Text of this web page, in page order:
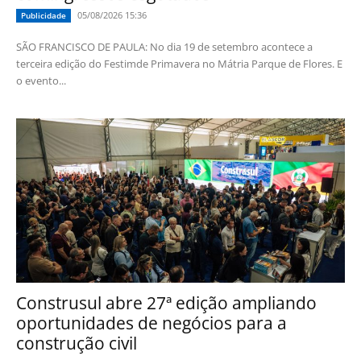
Publicidade 05/08/2026 15:36
SÃO FRANCISCO DE PAULA: No dia 19 de setembro acontece a
terceira edição do Festimde Primavera no Mátria Parque de Flores. E
o evento...
Construsul abre 27ª edição ampliando
oportunidades de negócios para a
construção civil